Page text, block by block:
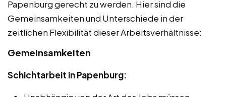
Papenburg gerecht zu werden. Hier sind die
Gemeinsamkeiten und Unterschiede in der
zeitlichen Flexibilität dieser Arbeitsverhältnisse:
Gemeinsamkeiten
Schichtarbeit in Papenburg: